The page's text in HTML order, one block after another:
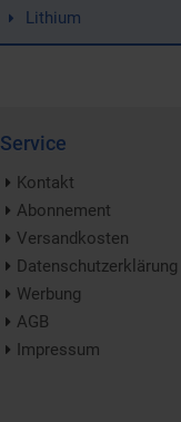
Lithium
Service
Kontakt
Abonnement
Versandkosten
Datenschutzerklärung
Werbung
AGB
Impressum